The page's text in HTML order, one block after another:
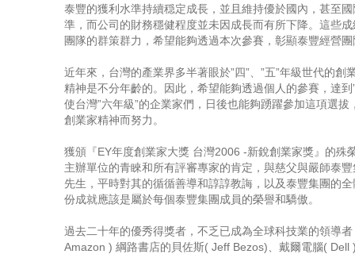
泰豐的獲利水準持續穏定成長，並且維持優於國內，甚至
準，而公司的財務穩健程度並未因成長而有所下降。這些
團隊的群策群力，希望能夠透過本次參賽，彰顯泰豐經營
近年來，台灣的產業界多半著眼於”四”、”五”年級世代的創
精神是不分年齡的。因此，希望能夠透過個人的參賽，達到
使台灣”六年級”的企業家們，日後也能夠踴躍參加這項選拔
創業家精神而努力。
獲頒『EY年度創業家大獎 台灣2006 -新銳創業家獎』的殊
主辦單位的青睞和所有評審專家的肯定，與慈父與嚴師泰
先生，平時對其的循循善導和諄諄教誨，以及泰豐集團的
份成就應該是屬於每個泰豐集團成員的榮譽和驕傲。
過去二十年的優秀得獎者，不乏已成為全球科技業的領導
Amazon ) 綱路書店的貝佐斯( Jeff Bezos)、戴爾電腦( Dell